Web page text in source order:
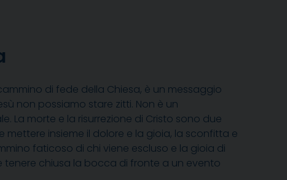
di fede della Chiesa, è un messaggio
non possiamo stare zitti. Non è un
La morte e la risurrezione di Cristo sono due
insieme il dolore e la gioia, la sconfitta e
faticoso di chi viene escluso e la gioia di
tenere chiusa la bocca di fronte a un evento